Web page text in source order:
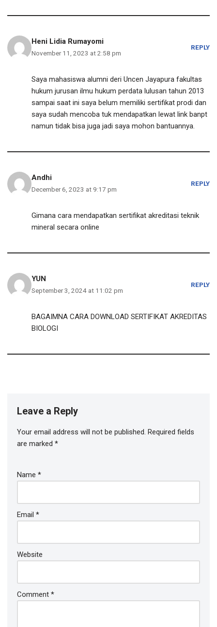
Heni Lidia Rumayomi
November 11, 2023 at 2:58 pm
REPLY
Saya mahasiswa alumni deri Uncen Jayapura fakultas
hukum jurusan ilmu hukum perdata lulusan tahun 2013
sampai saat ini saya belum memiliki sertifikat prodi dan
saya sudah mencoba tuk mendapatkan lewat link banpt
namun tidak bisa juga jadi saya mohon bantuannya.
Andhi
December 6, 2023 at 9:17 pm
REPLY
Gimana cara mendapatkan sertifikat akreditasi teknik
mineral secara online
YUN
September 3, 2024 at 11:02 pm
REPLY
BAGAIMNA CARA DOWNLOAD SERTIFIKAT AKREDITAS
BIOLOGI
Leave a Reply
Your email address will not be published. Required fields
are marked *
Name *
Email *
Website
Comment *